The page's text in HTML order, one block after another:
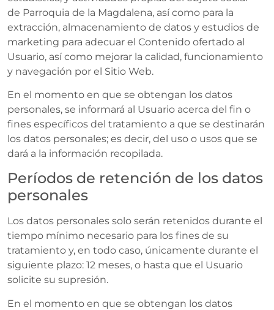
de Parroquia de la Magdalena, así como para la
extracción, almacenamiento de datos y estudios de
marketing para adecuar el Contenido ofertado al
Usuario, así como mejorar la calidad, funcionamiento
y navegación por el Sitio Web.
En el momento en que se obtengan los datos
personales, se informará al Usuario acerca del fin o
fines específicos del tratamiento a que se destinarán
los datos personales; es decir, del uso o usos que se
dará a la información recopilada.
Períodos de retención de los datos
personales
Los datos personales solo serán retenidos durante el
tiempo mínimo necesario para los fines de su
tratamiento y, en todo caso, únicamente durante el
siguiente plazo: 12 meses, o hasta que el Usuario
solicite su supresión.
En el momento en que se obtengan los datos